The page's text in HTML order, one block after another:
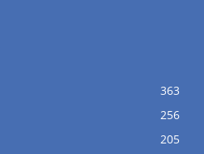
363
256
205